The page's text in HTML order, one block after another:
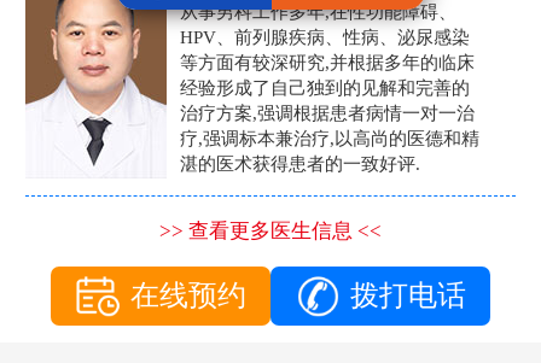
从事男科工作多年,在性功能障碍、
HPV、前列腺疾病、性病、泌尿感染
等方面有较深研究,并根据多年的临床
经验形成了自己独到的见解和完善的
治疗方案,强调根据患者病情一对一治
疗,强调标本兼治疗,以高尚的医德和精
湛的医术获得患者的一致好评.
>> 查看更多医生信息 <<
在线预约 拨打电话